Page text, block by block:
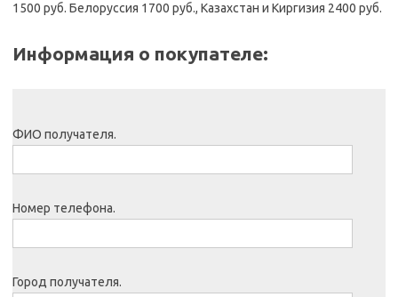
1500 руб. Белоруссия 1700 руб., Казахстан и Киргизия 2400 руб.
Информация о покупателе:
ФИО получателя.
Номер телефона.
Город получателя.